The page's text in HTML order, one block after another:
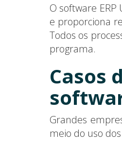
O software
e proporciona
Todos os
programa.
Casos
Grandes
meio do uso